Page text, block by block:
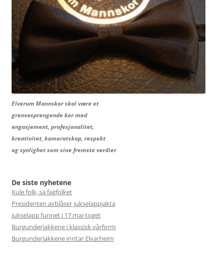
Elverum Mannskor skal være et
grensesprengende kor med
engasjement, profesjonalitet,
kreativitet, kameratskap, respekt
og synlighet som sine fremste verdier
De siste nyhetene
Kule folk, sa fagfolket
Presidenten avblåser jukselappjakta
Jukselapp funnet i 17.mai-toget
Burgunderjakkene i klassisk vårform
Burgunderjakkene inntar Elvarheim